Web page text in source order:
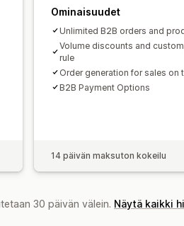
Ominaisuudet
Unlimited B2B orders and
Volume discounts and
rule
Order generation for sales on
B2B Payment Options
14 päivän maksuton kokeilu
30 päivän välein. Näytä kaikki